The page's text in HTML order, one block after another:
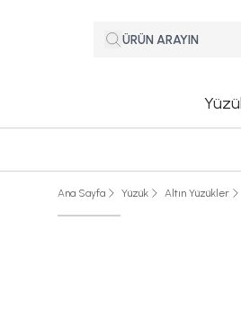
Ana Sayfa Yüzük Altın Yüzükler